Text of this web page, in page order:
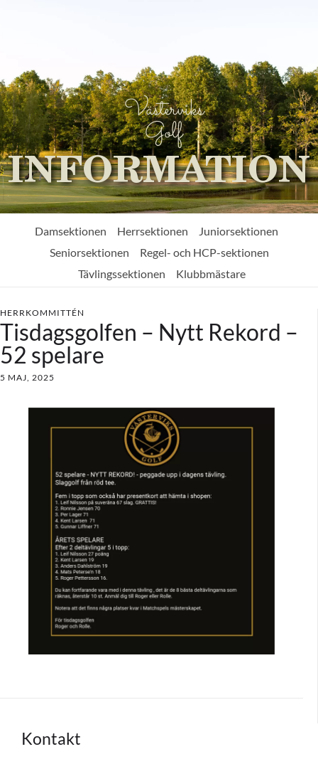
Västerviks
Golf
INFORMATION
Damsektionen Herrsektionen
Juniorsektionen
Seniorsektionen
Regel- och HCP-sektionen
Tävlingssektionen
Klubbmästare
HERRKOMMITTÉN
Tisdagsgolfen – Nytt Rekord –
52 spelare
5 MAJ, 2025
Kontakt